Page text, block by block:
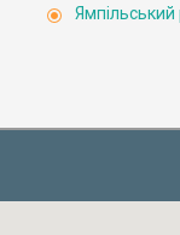
Ямпільський